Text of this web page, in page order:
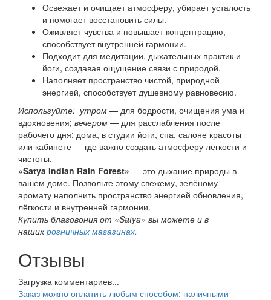
Освежает и очищает атмосферу, убирает усталость
и помогает восстановить силы.
Оживляет чувства и повышает концентрацию,
способствует внутренней гармонии.
Подходит для медитации, дыхательных практик и
йоги, создавая ощущение связи с природой.
Наполняет пространство чистой, природной
энергией, способствует душевному равновесию.
Используйте: утром — для бодрости, очищения ума и
вдохновения; вечером — для расслабления после
рабочего дня; дома, в студии йоги, спа, салоне красоты
или кабинете — где важно создать атмосферу лёгкости и
чистоты.
«Satya Indian Rain Forest» — это дыхание природы в
вашем доме. Позвольте этому свежему, зелёному
аромату наполнить пространство энергией обновления,
лёгкости и внутренней гармонии.
Купить благовония от «Satya» вы можете и в
наших розничных магазинах.
Отзывы
Загрузка комментариев...
Заказ можно оплатить любым способом: наличными